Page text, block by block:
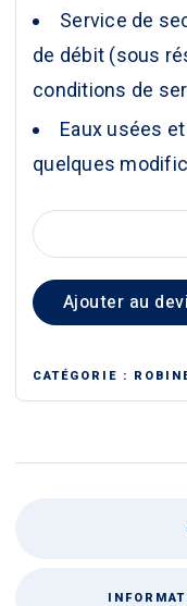
Service de
de débit (sous
conditions de
Eaux usées
quelques
quantité
de
VANNE
À
DOUBLE
EXCENTRIQUE
Ajouter au
CATÉGORIE :